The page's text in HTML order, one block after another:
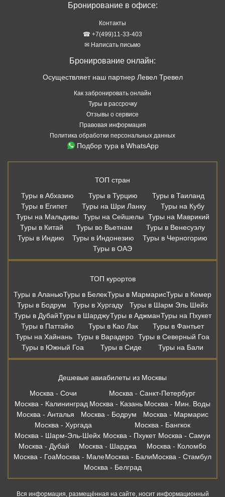
Бронирование в офисе:
Контакты
☎ +7(499)11-33-403
✉ Написать письмо
Бронирование онлайн:
Осуществляет наш партнер Левел Тревел
Как забронировать онлайн
Туры в рассрочку
Отзывы о сервисе
Правовая информация
Политика обработки персональных данных
Подбор тура в WhatsApp
ТОП стран
Туры в Абхазию
Туры в Турцию
Туры в Таиланд
Туры в Египет
Туры на Шри Ланку
Туры на Кубу
Туры на Мальдивы
Туры на Сейшелы
Туры на Маврикий
Туры в Китай
Туры во Вьетнам
Туры в Венесуэлу
Туры в Индию
Туры в Индонезию
Туры в Черногорию
Туры в ОАЭ
ТОП курортов
Туры в АланьюТуры в БелекТуры в МармарисТуры в Кемер
Туры в Бодрум
Туры в Хургаду
Туры в Шарм Эль Шейх
Туры в ДубайТуры в ШарджуТуры в АджманТуры на Пхукет
Туры в Паттайю
Туры в Као Лак
Туры в Фантьет
Туры на Хайнань Туры в Варадеро Туры в Северный Гоа
Туры в Южный Гоа
Туры в Сиде Туры на Бали
Дешевые авиабилеты из Москвы
Москва - Сочи
Москва - Санкт-Петербург
Москва - Калининград Москва - Казань Москва - Мин. Воды
Москва - Анталья
Москва - Бодрум
Москва - Мармарис
Москва - Хургада
Москва - Бангкок
Москва - Шарм-Эль-Шейх Москва - Пхукет Москва - Самуи
Москва - Дубай
Москва - Шарджа
Москва - Коломбо
Москва - ГоаМосква - МалеМосква - БалиМосква - Стамбул
Москва - Белград
Вся информация, размещённая на сайте, носит информационный